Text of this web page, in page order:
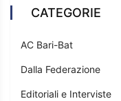
CATEGORIE
AC Bari-Bat
Dalla Federazione
Editoriali e Interviste